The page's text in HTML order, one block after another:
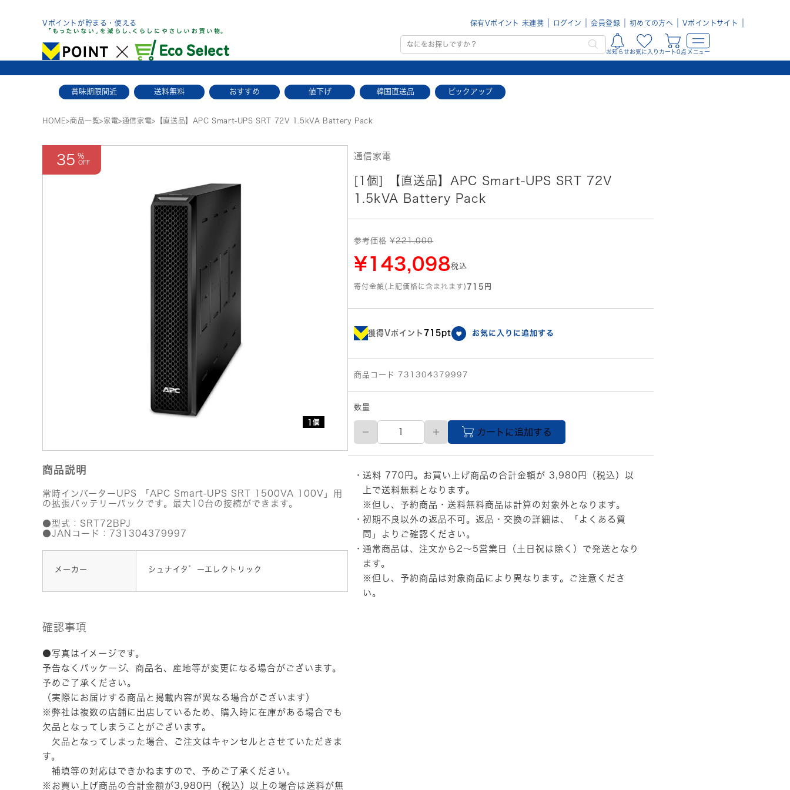
Vポイントが貯まる・使える 保有Vポイント 未連携 ログイン 会員登録 初めての方へ Vポイントサイト
お知らせお気に入り カート0点 メニュー
賞味期限間近 送料無料 おすすめ 値下げ 韓国直送品 ピックアップ
HOME>商品一覧>家電>通信家電> 【直送品】APC Smart-UPS SRT 72V 1.5kVA Battery Pack
35
1個
商品説明
常時インバーターUPS 「APC Smart-UPS SRT 1500VA 100V」用
の拡張バッテリーパックです。最大10台の接続ができます。
●型式：SRT72BPJ
●JANコード：731304379997
メーカー シュナイタ゛ーエレクトリック
確認事項
●写真はイメージです。
予告なくパッケージ、商品名、産地等が変更になる場合がございます。
予めご了承ください。
（実際にお届けする商品と掲載内容が異なる場合がございます）
※弊社は複数の店舗に出店しているため、購入時に在庫がある場合でも
欠品となってしまうことがございます。
欠品となってしまった場合、ご注文はキャンセルとさせていただきま
す。
補填等の対応はできかねますので、予めご了承ください。
※お買い上げ商品の合計金額が3,980円（税込）以上の場合は送料が無
通信家電
[1個] 【直送品】APC Smart-UPS SRT 72V
1.5kVA Battery Pack
参考価格 ¥221,000
¥143,098税込
寄付金額(上記価格に含まれます)715円
獲得Vポイント 715pt お気に入りに追加する
商品コード 731304379997
数量
【直
品】
APC
UPS
SRT
72V
1.5kVA
Battery
Pack
カートに追加する
送料 770円。お買い上げ商品の合計金額が 3,980円（税込）以
上で送料無料となります。
※但し、予約商品・送料無料商品は計算の対象外となります。
初期不良以外の返品不可。返品・交換の詳細は、
「よくある質
問」
よりご確認ください。
通常商品は、注文から2～5営業日（土日祝は除く）で発送となり
ます。
※但し、予約商品は対象商品により異なります。ご注意くださ
い。